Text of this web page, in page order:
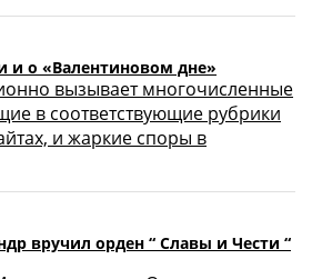
и о «Валентиновом дне»
вызывает многочисленные
в соответствующие рубрики
и жаркие споры в
вручил орден “ Славы и Чести “